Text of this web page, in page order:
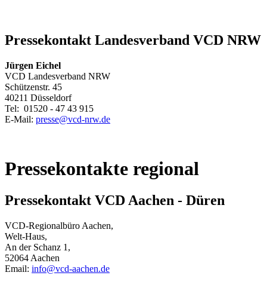
Pressekontakt Landesverband VCD NRW
Jürgen Eichel
VCD Landesverband NRW
Schützenstr. 45
40211 Düsseldorf
Tel: 01520 - 47 43 915
E-Mail: presse@vcd-nrw.de
Pressekontakte regional
Pressekontakt VCD Aachen - Düren
VCD-Regionalbüro Aachen,
Welt-Haus,
An der Schanz 1,
52064 Aachen
Email: info@vcd-aachen.de